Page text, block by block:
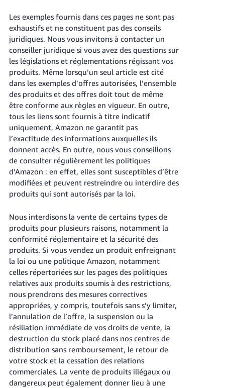
-
KR
Español
- ES
English
- FR
Les exemples fournis dans ces pages ne sont pas
exhaustifs et ne constituent pas des conseils
juridiques. Nous vous invitons à contacter un
conseiller juridique si vous avez des questions sur
les législations et réglementations régissant vos
produits. Même lorsqu’un seul article est cité
dans les exemples d’offres autorisées, l’ensemble
des produits et des offres doit tout de même
être conforme aux règles en vigueur. En outre,
tous les liens sont fournis à titre indicatif
uniquement, Amazon ne garantit pas
l’exactitude des informations auxquelles ils
donnent accès. En outre, nous vous conseillons
de consulter régulièrement les politiques
d’Amazon : en effet, elles sont susceptibles d’être
modifiées et peuvent restreindre ou interdire des
produits qui sont autorisés par la loi.
Nous interdisons la vente de certains types de
produits pour plusieurs raisons, notamment la
conformité réglementaire et la sécurité des
produits. Si vous vendez un produit enfreignant
la loi ou une politique Amazon, notamment
celles répertoriées sur les pages des politiques
relatives aux produits soumis à des restrictions,
nous prendrons des mesures correctives
appropriées, y compris, toutefois sans s’y limiter,
l’annulation de l’offre, la suspension ou la
résiliation immédiate de vos droits de vente, la
destruction du stock placé dans nos centres de
distribution sans remboursement, le retour de
votre stock et la cessation des relations
commerciales. La vente de produits illégaux ou
dangereux peut également donner lieu à une